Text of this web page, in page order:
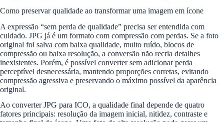
Como preservar qualidade ao transformar uma imagem em ícone
A expressão “sem perda de qualidade” precisa ser entendida com
cuidado. JPG já é um formato com compressão com perdas. Se a foto
original foi salva com baixa qualidade, muito ruído, blocos de
compressão ou baixa resolução, a conversão não recria detalhes
inexistentes. Porém, é possível converter sem adicionar perda
perceptível desnecessária, mantendo proporções corretas, evitando
compressão agressiva e preservando o máximo possível da aparência
original.
Ao converter JPG para ICO, a qualidade final depende de quatro
fatores principais: resolução da imagem inicial, nitidez, contraste e